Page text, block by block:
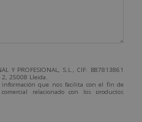
Y PROFESIONAL, S.L., CIF: B87813861
25008 Lleida.
que nos facilita con el fin de
relacionado con los productos
de su interés.
del interesado.